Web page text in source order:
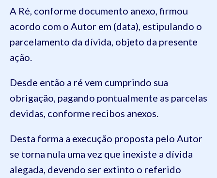
A Ré, conforme documento anexo, firmou
acordo com o Autor em (data), estipulando o
parcelamento da dívida, objeto da presente
ação.
Desde então a ré vem cumprindo sua
obrigação, pagando pontualmente as parcelas
devidas, conforme recibos anexos.
Desta forma a execução proposta pelo Autor
se torna nula uma vez que inexiste a dívida
alegada, devendo ser extinto o referido